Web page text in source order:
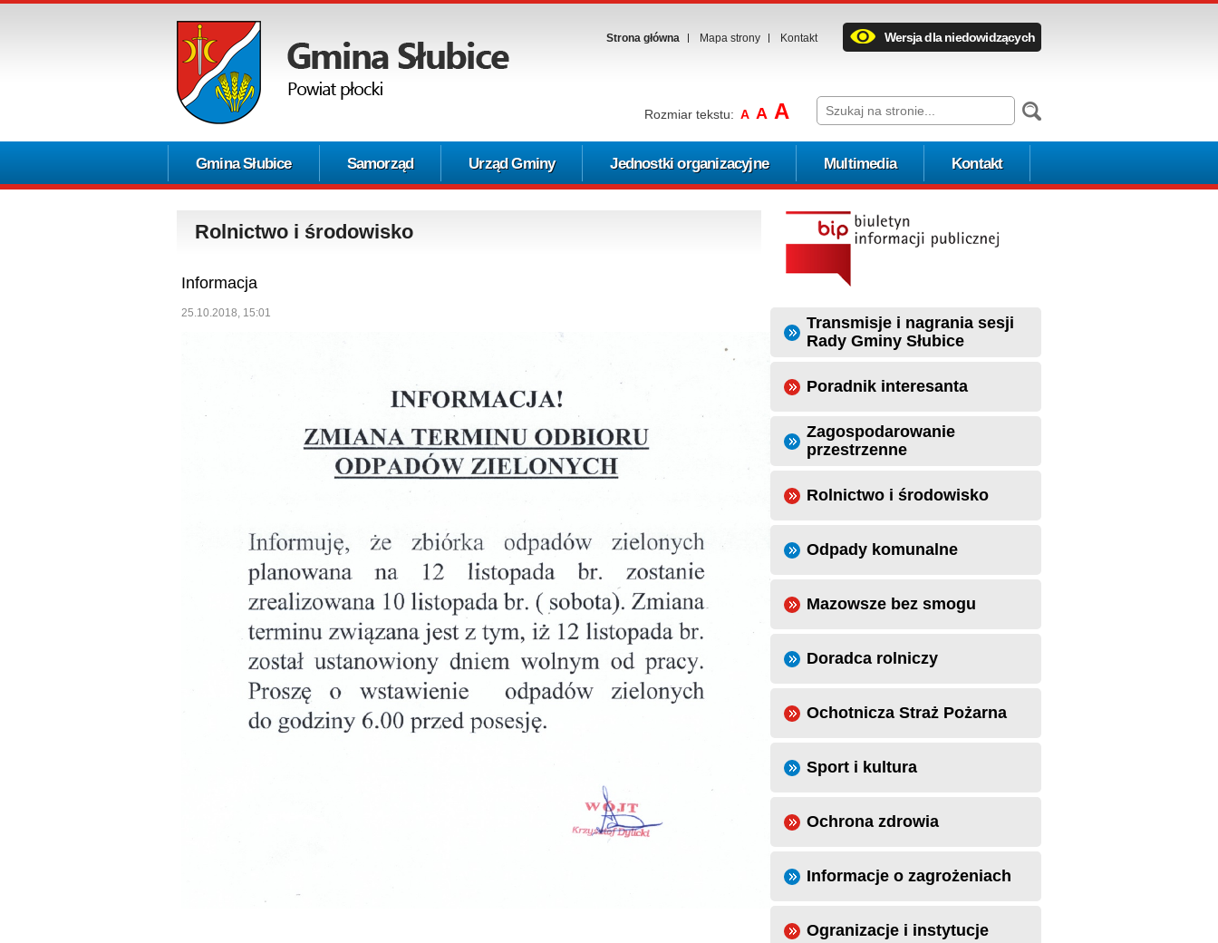
Strona główna Mapa strony Kontakt Wersja dla niedowidzących
Rozmiar tekstu: A A A
Gmina Słubice Samorząd Urząd Gminy Jednostki organizacyjne Multimedia Kontakt
Rolnictwo i środowisko
Informacja
25.10.2018, 15:01
Transmisje i nagrania sesji
Rady Gminy Słubice
Poradnik interesanta
Zagospodarowanie
przestrzenne
Rolnictwo i środowisko
Odpady komunalne
Mazowsze bez smogu
Doradca rolniczy
Ochotnicza Straż Pożarna
Sport i kultura
Ochrona zdrowia
Informacje o zagrożeniach
Ogranizacje i instytucje